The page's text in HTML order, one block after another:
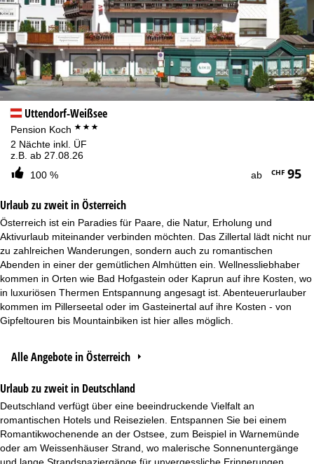
Uttendorf-Weißsee
Pension Koch ***
2 Nächte inkl. ÜF
z.B. ab 27.08.26
100 %
ab CHF95
Urlaub zu zweit in Österreich
Österreich ist ein Paradies für Paare, die Natur, Erholung und
Aktivurlaub miteinander verbinden möchten. Das Zillertal lädt nicht nur
zu zahlreichen Wanderungen, sondern auch zu romantischen
Abenden in einer der gemütlichen Almhütten ein. Wellnessliebhaber
kommen in Orten wie Bad Hofgastein oder Kaprun auf ihre Kosten, wo
in luxuriösen Thermen Entspannung angesagt ist. Abenteuerurlauber
kommen im Pillerseetal oder im Gasteinertal auf ihre Kosten - von
Gipfeltouren bis Mountainbiken ist hier alles möglich.
Alle Angebote in Österreich
Urlaub zu zweit in Deutschland
Deutschland verfügt über eine beeindruckende Vielfalt an
romantischen Hotels und Reisezielen. Entspannen Sie bei einem
Romantikwochenende an der Ostsee, zum Beispiel in Warnemünde
oder am Weissenhäuser Strand, wo malerische Sonnenuntergänge